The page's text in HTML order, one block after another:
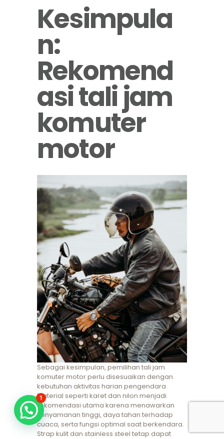
Kesimpula
n:
Rekomend
asi tali jam
komuter
motor
Sebagai kesimpulan, pemilihan tali jam
komuter motor perlu disesuaikan dengan
kebutuhan aktivitas harian pengendara.
Material seperti karet dan nilon menjadi
rekomendasi utama karena menawarkan
kenyamanan tinggi, daya tahan terhadap
cuaca, serta fungsi optimal saat berkendara.
Strap kulit dan stainless steel tetap dapat
1